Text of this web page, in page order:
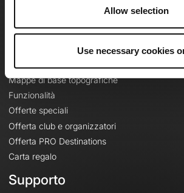
Allow selection
Use necessary cookies
Le Mag'
Mappe di base topografiche
Funzionalità
Offerte speciali
Offerta club e organizzatori
Offerta PRO Destinations
Carta regalo
Supporto